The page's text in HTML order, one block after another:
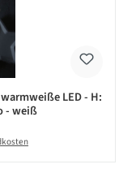
LED - H:
- weiß